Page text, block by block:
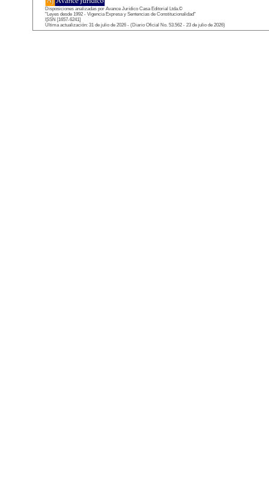
Disposiciones analizadas por Avance Jurídico Casa Editorial Ltda.©
"Leyes desde 1992 - Vigencia Expresa y Sentencias de Constitucionalidad"
ISSN [1657-6241]
Última actualización: 31 de julio de 2026 - (Diario Oficial No. 53.562 - 23 de julio de 2026)